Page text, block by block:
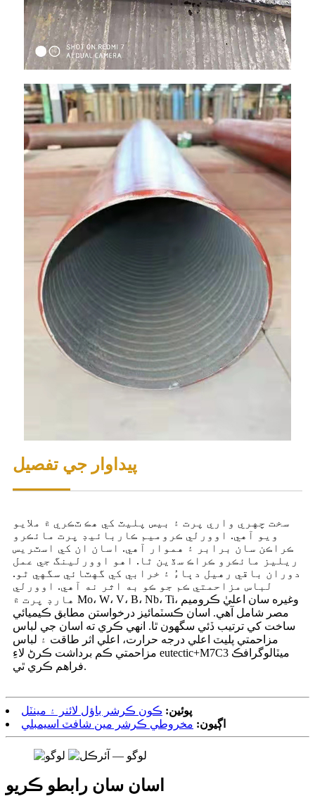
پيداوار جي تفصيل
سخت چهري واري پرت ۽ بيس پليٽ کي هڪ ٽڪري ۾ ملايو
ويو آهي. اوورلي ڪروميم ڪاربائيڊ پرت مائڪرو
ڪراڪن سان برابر ۽ هموار آهي. اسان ان کي اسٽريس
ريليز مائڪرو ڪراڪ سڏين ٿا. اهو اوورلينگ جي عمل
دوران باقي رهيل دٻاءُ ۽ خرابي کي گهٽائي سگهي ٿو.
لباس مزاحمتي ڪم جو ڪو به اثر نه آهي. اوورلي
هارڊ پرت ۾ Mo، W، V، B، Nb، Ti، وغيره سان اعليٰ ڪروميم
مصر شامل آهي. اسان ڪسٽمائيز درخواستن مطابق ڪيميائي
ساخت کي ترتيب ڏئي سگهون ٿا. انهي ڪري ته اسان جي لباس
مزاحمتي پليٽ اعلي درجه حرارت، اعلي اثر طاقت ۽ لباس
مزاحمتي ڪم برداشت ڪرڻ لاءِ eutectic+M7C3 ميٽالوگرافڪ
فراهم ڪري ٿي.
پوئين: ڪون ڪرشر باؤل لائنر ۽ مينٽل
اڳيون: مخروطي ڪرشر مين شافٽ اسيمبلي
اسان سان رابطو ڪريو